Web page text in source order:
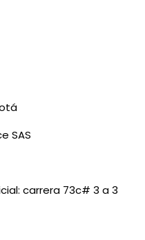
SAS
carrera 73c# 3 a 3